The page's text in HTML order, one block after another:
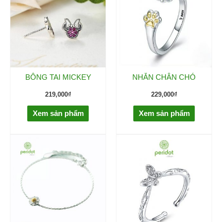
BÔNG TAI MICKEY
219,000₫
Xem sản phẩm
NHẪN CHÂN CHÓ
229,000₫
Xem sản phẩm